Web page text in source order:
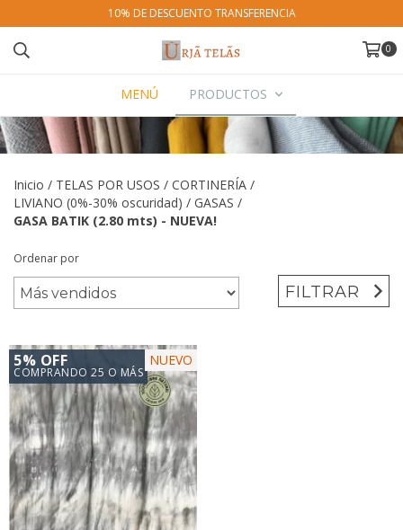
10% DE DESCUENTO TRANSFERENCIA
0
MENÚ PRODUCTOS
Inicio / TELAS POR USOS / CORTINERÍA /
LIVIANO (0%-30% oscuridad) / GASAS /
GASA BATIK (2.80 mts) - NUEVA!
Ordenar por
FILTRAR
5% OFF
COMPRANDO 25 O MÁS
NUEVO